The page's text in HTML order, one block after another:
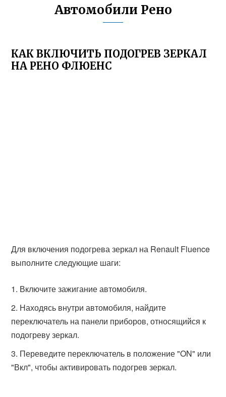
Автомобили Рено
КАК ВКЛЮЧИТЬ ПОДОГРЕВ ЗЕРКАЛ
НА РЕНО ФЛЮЕНС
Для включения подогрева зеркал на Renault Fluence
выполните следующие шаги:
Включите зажигание автомобиля.
Находясь внутри автомобиля, найдите
переключатель на панели приборов, относящийся к
подогреву зеркал.
Переведите переключатель в положение "ON" или
"Вкл", чтобы активировать подогрев зеркал.